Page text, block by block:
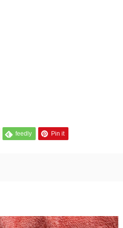
feedly Pin it